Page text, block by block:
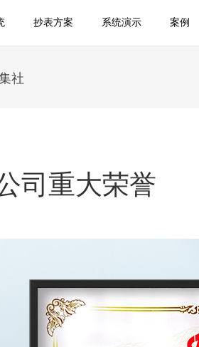
抄表方案 系统演示 案例
社
司重大荣誉